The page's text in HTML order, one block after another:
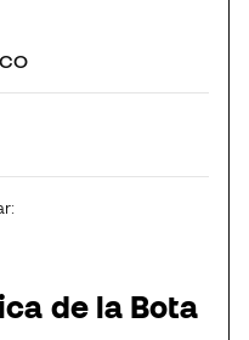
de la Bota